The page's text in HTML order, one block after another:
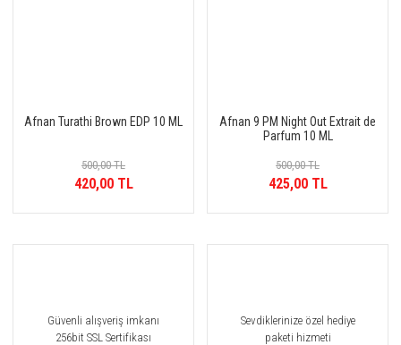
Afnan Turathi Brown EDP 10 ML
500,00 TL
420,00 TL
Afnan 9 PM Night Out Extrait de
Parfum 10 ML
500,00 TL
425,00 TL
Güvenli alışveriş imkanı
256bit SSL Sertifikası
Sevdiklerinize özel hediye
paketi hizmeti